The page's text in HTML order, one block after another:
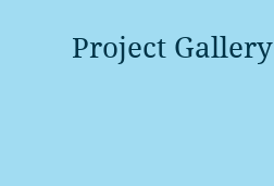
Project Gallery